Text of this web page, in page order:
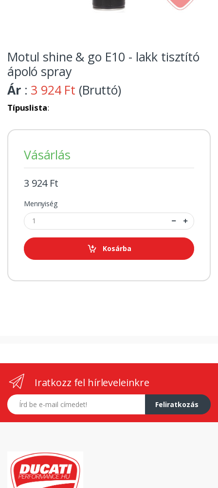
Motul shine & go E10 - lakk tisztító
ápoló spray
Ár : 3 924 Ft (Bruttó)
Típuslista:
Vásárlás
3 924 Ft
Mennyiség
Kosárba
Iratkozz fel hírleveleinkre
E-mail címed
Feliratkozás